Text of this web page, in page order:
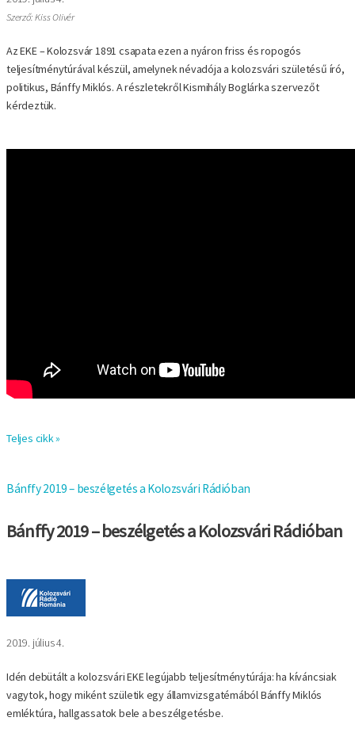
Szerző: Kiss Olivér
Az EKE – Kolozsvár 1891 csapata ezen a nyáron friss és ropogós
teljesítménytúrával készül, amelynek névadója a kolozsvári születésű író,
politikus, Bánffy Miklós. A részletekről Kismihály Boglárka szervezőt
kérdeztük.
Teljes cikk »
Bánffy 2019 – beszélgetés a Kolozsvári Rádióban
Bánffy 2019 – beszélgetés a Kolozsvári Rádióban
Kép
2019. július 4.
Idén debütált a kolozsvári EKE legújabb teljesítménytúrája: ha kíváncsiak
vagytok, hogy miként születik egy államvizsgatémából Bánffy Miklós
emléktúra, hallgassatok bele a beszélgetésbe.